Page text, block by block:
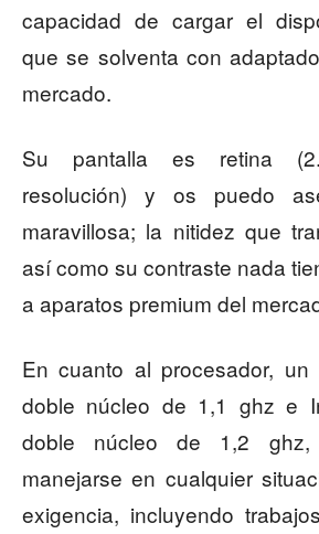
capacidad de cargar el
que se solventa con
mercado.
Su pantalla es retina
resolución) y os puedo
maravillosa; la nitidez que
así como su contraste nada
a aparatos premium del
En cuanto al procesador,
doble núcleo de 1,1 ghz e
doble núcleo de 1,2
manejarse en cualquier
exigencia, incluyendo